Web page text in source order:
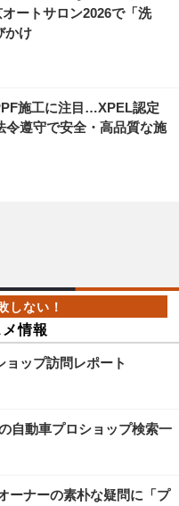
ートサロン2026で「洗
かけ
施工に注目…XPEL認定
令遵守で安全・高品質な施
情報
ップ訪問レポート
動車プロショップ検索一
ーナーの素朴な疑問に「プ